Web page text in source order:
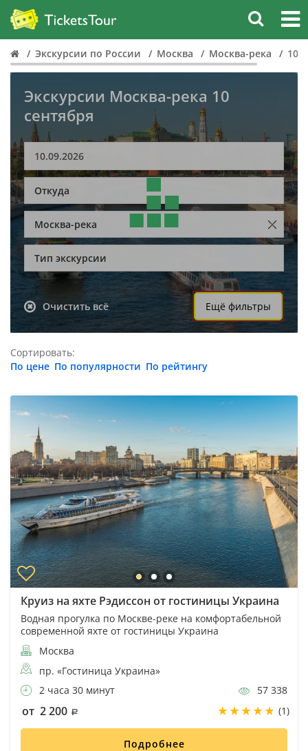
Экскурсии по России Москва Москва-река 10
Экскурсии Москва-река 10
сентября
Откуда
Москва-река
Тип экскурсии
Очистить всё Ещё фильтры
Сортировать:
По цене По популярности По рейтингу
Круиз на яхте Рэдиссон от гостиницы Украина
Водная прогулка по Москве-реке на комфортабельной
современной яхте от гостиницы Украина
Москва
пр. «Гостиница Украина»
2 часа 30 минут
57 338
от 2 200 (1)
Подробнее